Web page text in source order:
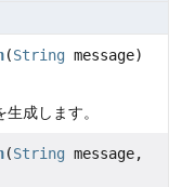
(String message)
成します。
(String message,